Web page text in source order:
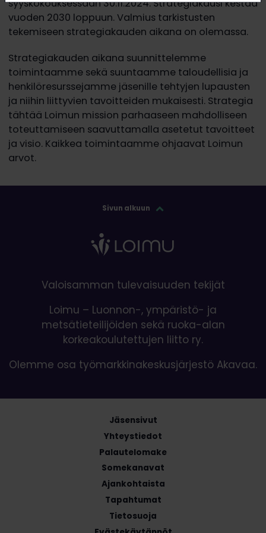
syyskokouksessaan 30.11.2024. Strategiakausi kestää
vuoden 2030 loppuun. Valmius tarkistusten
tekemiseen strategiakauden aikana on olemassa.
Strategiakauden aikana suunnittelemme
toimintaamme sekä suuntaamme taloudellisia ja
henkilöresurssejamme jäsenille tehtyjen lupausten
ja niihin liittyvien tavoitteiden mukaisesti. Strategia
tähtää Loimun mission parhaaseen mahdolliseen
toteuttamiseen saavuttamalla asetetut tavoitteet
ja visio. Kaikkea toimintaamme ohjaavat Loimun
arvot.
Sivun alkuun
Valoisamman tulevaisuuden tekijät
Loimu – Luonnon-, ympäristö- ja
metsätieteilijöiden sekä ruoka-alan
korkeakoulutettujen liitto ry.
Olemme osa työmarkkinakeskusjärjestö Akavaa.
Jäsensivut
Yhteystiedot
Palautelomake
Somekanavat
Ajankohtaista
Tapahtumat
Tietosuoja